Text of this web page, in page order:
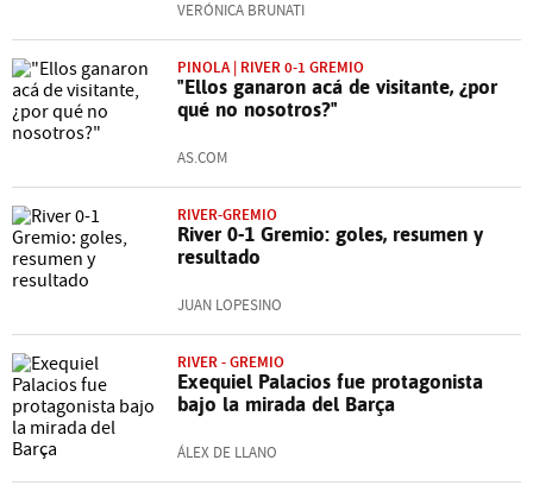
VERÓNICA BRUNATI
PINOLA | RIVER 0-1 GREMIO
"Ellos ganaron acá de visitante, ¿por
qué no nosotros?"
AS.COM
RIVER-GREMIO
River 0-1 Gremio: goles, resumen y
resultado
JUAN LOPESINO
RIVER - GREMIO
Exequiel Palacios fue protagonista
bajo la mirada del Barça
ÁLEX DE LLANO